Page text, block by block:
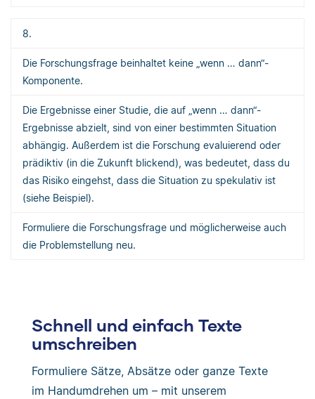
8.
Die Forschungsfrage beinhaltet keine „wenn … dann“-
Komponente.
Die Ergebnisse einer Studie, die auf „wenn … dann“-
Ergebnisse abzielt, sind von einer bestimmten Situation
abhängig. Außerdem ist die Forschung evaluierend oder
prädiktiv (in die Zukunft blickend), was bedeutet, dass du
das Risiko eingehst, dass die Situation zu spekulativ ist
(siehe Beispiel).
Formuliere die Forschungsfrage und möglicherweise auch
die Problemstellung neu.
Schnell und einfach Texte
umschreiben
Formuliere Sätze, Absätze oder ganze Texte
im Handumdrehen um – mit unserem